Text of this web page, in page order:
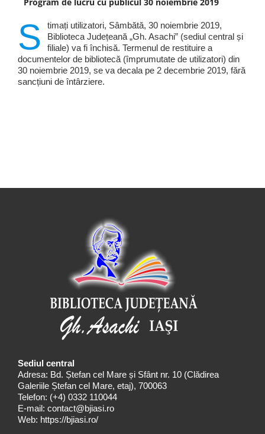
S
timați utilizatori, Sâmbătă, 30 noiembrie 2019,
Biblioteca Județeană „Gh. Asachi” (sediul central și
filiale) va fi închisă. Termenul de restituire a
documentelor de bibliotecă (împrumutate de utilizatori) din
30 noiembrie 2019, se va decala pe 2 decembrie 2019, fără
sancțiuni de întârziere.
Sediul central
Adresa: Bd. Ștefan cel Mare și Sfânt nr. 10 (Clădirea
Galeriile Ștefan cel Mare, etaj), 700063
Telefon: (+4) 0332 110044
E-mail: contact@bjiasi.ro
Web: https://bjiasi.ro/